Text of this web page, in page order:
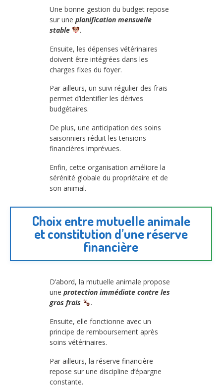
Une bonne gestion du budget repose
sur une planification mensuelle
stable
.
Ensuite, les dépenses vétérinaires
doivent être intégrées dans les
charges fixes du foyer.
Par ailleurs, un suivi régulier des frais
permet d’identifier les dérives
budgétaires.
De plus, une anticipation des soins
saisonniers réduit les tensions
financières imprévues.
Enfin, cette organisation améliore la
sérénité globale du propriétaire et de
son animal.
Choix entre mutuelle animale
et constitution d’une réserve
financière
D’abord, la mutuelle animale propose
une protection immédiate contre les
gros frais
.
Ensuite, elle fonctionne avec un
principe de remboursement après
soins vétérinaires.
Par ailleurs, la réserve financière
repose sur une discipline d’épargne
constante.